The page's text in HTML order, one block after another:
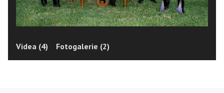
Videa (4) Fotogalerie (2)